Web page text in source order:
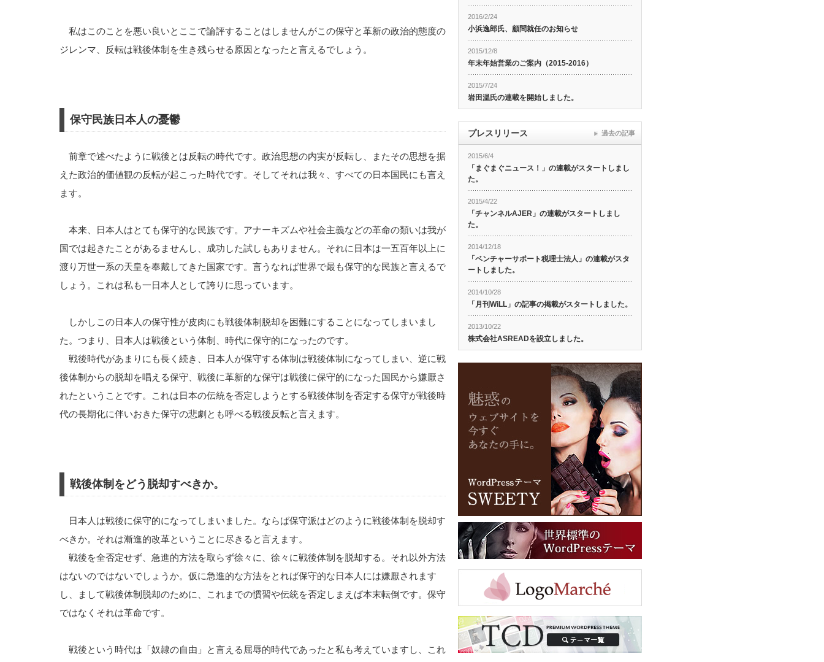
私はこのことを悪い良いとここで論評することはしませんがこの保守と革新の政治的態度の
ジレンマ、反転は戦後体制を生き残らせる原因となったと言えるでしょう。
保守民族日本人の憂鬱
前章で述べたように戦後とは反転の時代です。政治思想の内実が反転し、またその思想を据
えた政治的価値観の反転が起こった時代です。そしてそれは我々、すべての日本国民にも言え
ます。
本来、日本人はとても保守的な民族です。アナーキズムや社会主義などの革命の類いは我が
国では起きたことがあるませんし、成功した試しもありません。それに日本は一五百年以上に
渡り万世一系の天皇を奉戴してきた国家です。言うなれば世界で最も保守的な民族と言えるで
しょう。これは私も一日本人として誇りに思っています。
しかしこの日本人の保守性が皮肉にも戦後体制脱却を困難にすることになってしまいまし
た。つまり、日本人は戦後という体制、時代に保守的になったのです。
戦後時代があまりにも長く続き、日本人が保守する体制は戦後体制になってしまい、逆に戦
後体制からの脱却を唱える保守、戦後に革新的な保守は戦後に保守的になった国民から嫌厭さ
れたということです。これは日本の伝統を否定しようとする戦後体制を否定する保守が戦後時
代の長期化に伴いおきた保守の悲劇とも呼べる戦後反転と言えます。
戦後体制をどう脱却すべきか。
日本人は戦後に保守的になってしまいました。ならば保守派はどのように戦後体制を脱却す
べきか。それは漸進的改革ということに尽きると言えます。
戦後を全否定せず、急進的方法を取らず徐々に、徐々に戦後体制を脱却する。それ以外方法
はないのではないでしょうか。仮に急進的な方法をとれば保守的な日本人には嫌厭されます
し、まして戦後体制脱却のために、これまでの慣習や伝統を否定しまえば本末転倒です。保守
ではなくそれは革命です。
戦後という時代は「奴隷の自由」と言える屈辱的時代であったと私も考えていますし、これ
2016/2/24
小浜逸郎氏、顧問就任のお知らせ
2015/12/8
年末年始営業のご案内（2015-2016）
2015/7/24
岩田温氏の連載を開始しました。
プレスリリース
2015/6/4
「まぐまぐニュース！」の連載がスタートしまし
た。
2015/4/22
「チャンネルAJER」の連載がスタートしまし
た。
2014/12/18
「ベンチャーサポート税理士法人」の連載がスタ
ートしました。
2014/10/28
「月刊WiLL」の記事の掲載がスタートしました。
2013/10/22
株式会社ASREADを設立しました。
過去の記事